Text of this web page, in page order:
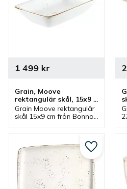
Grain, Moove
rektangulär skål, 15x9
cm - 12 st/fp
Grain Moove rektangulär
skål 15x9 cm från Bonna
serveringsskål.
1 499kr
Lägg till i